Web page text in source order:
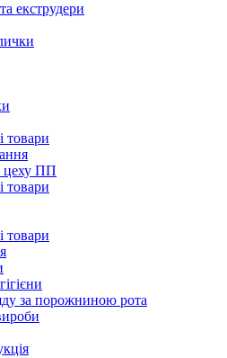
екструдери
товари
цеху ПП
товари
товари
за порожниною рота